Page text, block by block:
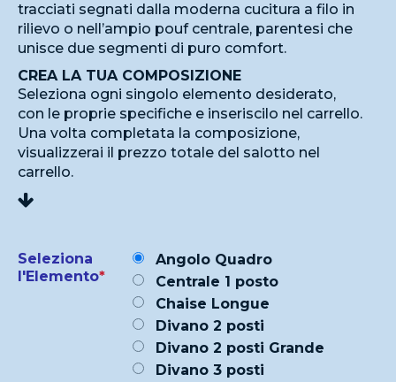
tracciati segnati dalla moderna cucitura a filo in
rilievo o nell’ampio pouf centrale, parentesi che
unisce due segmenti di puro comfort.
CREA LA TUA COMPOSIZIONE
Seleziona ogni singolo elemento desiderato,
con le proprie specifiche e inseriscilo nel carrello.
Una volta completata la composizione,
visualizzerai il prezzo totale del salotto nel
carrello.
Seleziona
l'Elemento*
Angolo Quadro
Centrale 1 posto
Chaise Longue
Divano 2 posti
Divano 2 posti Grande
Divano 3 posti